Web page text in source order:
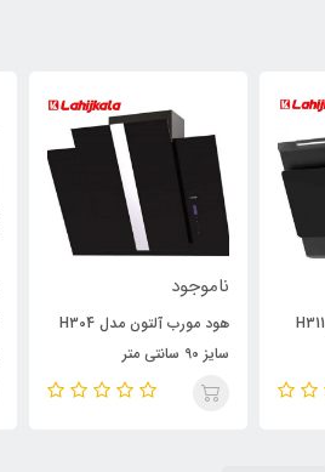
هود مورب آلتون مدل H304
ناموجود
اجاق گاز صفحه ای آلتون مدل
GS508